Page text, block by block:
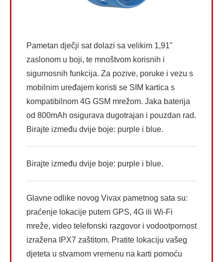
Pametan dječji sat dolazi sa velikim 1,91"
zaslonom u boji, te mnoštvom korisnih i
sigurnosnih funkcija. Za pozive, poruke i vezu s
mobilnim uređajem koristi se SIM kartica s
kompatibilnom 4G GSM mrežom. Jaka baterija
od 800mAh osigurava dugotrajan i pouzdan rad.
Birajte između dvije boje: purple i blue.
Birajte između dvije boje: purple i blue.
Glavne odlike novog Vivax pametnog sata su:
praćenje lokacije putem GPS, 4G ili Wi-Fi
mreže, video telefonski razgovor i vodootpornost
izražena IPX7 zaštitom. Pratite lokaciju vašeg
djeteta u stvarnom vremenu na karti pomoću